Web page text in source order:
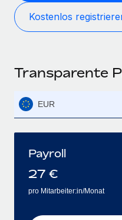
Kostenlos
Transparente
EUR
Payroll
27 €
pro Mitarbeiter:in/Monat